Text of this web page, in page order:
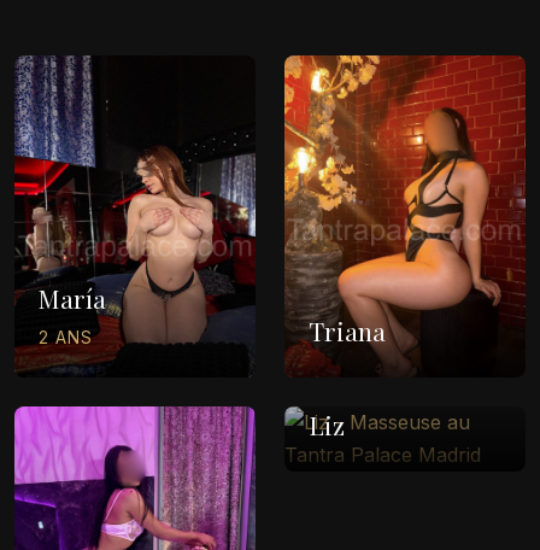
María
2 ANS Triana
Liz